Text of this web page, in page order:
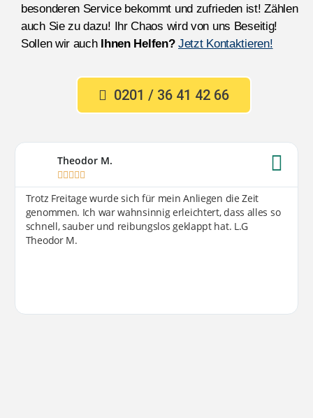
besonderen Service bekommt und zufrieden ist! Zählen
auch Sie zu dazu! Ihr Chaos wird von uns Beseitig!
Sollen wir auch Ihnen Helfen? Jetzt Kontaktieren!
0201 / 36 41 42 66
Theodor M.
    
Trotz Freitage wurde sich für mein Anliegen die Zeit
genommen. Ich war wahnsinnig erleichtert, dass alles so
schnell, sauber und reibungslos geklappt hat. L.G
Theodor M.